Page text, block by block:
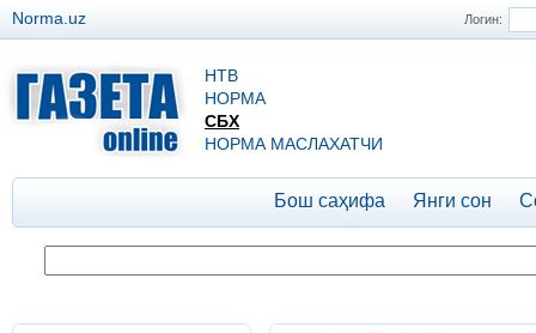
Логин:
Norma.uz
НТВ
НОРМА
СБХ
НОРМА МАСЛАХАТЧИ
Бош саҳифа Янги сон